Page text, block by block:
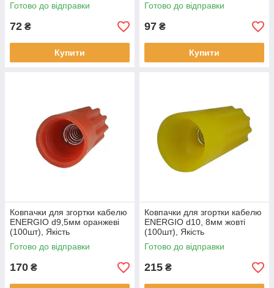
Готово до відправки
72 ₴
Купити
Готово до відправки
97 ₴
Купити
Ковпачки для згортки кабелю
ENERGIO d9,5мм оранжеві
(100шт), Якість
Готово до відправки
170 ₴
Ковпачки для згортки кабелю
ENERGIO d10, 8мм жовті
(100шт), Якість
Готово до відправки
215 ₴